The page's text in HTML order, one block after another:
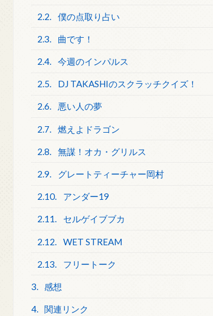
2.2. 僕の点取り占い
2.3. 曲です！
2.4. 今週のインパルス
2.5. DJ TAKASHIのスクラッチクイズ！
2.6. 悪い人の夢
2.7. 燃えよドラゴン
2.8. 無謀！オカ・グリルス
2.9. グレートティーチャー岡村
2.10. アンダー19
2.11. セルゲイブブカ
2.12. WET STREAM
2.13. フリートーク
3. 感想
4. 関連リンク